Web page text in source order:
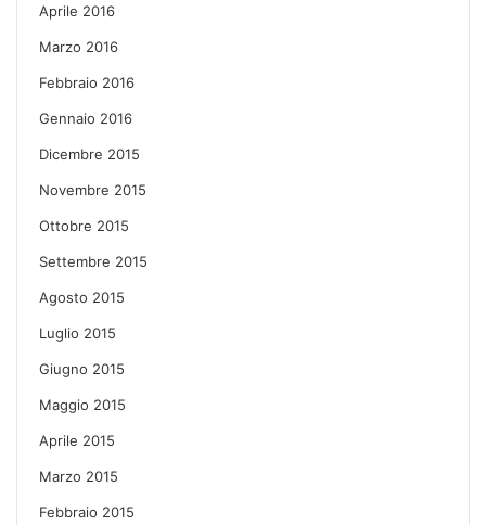
Aprile 2016
Marzo 2016
Febbraio 2016
Gennaio 2016
Dicembre 2015
Novembre 2015
Ottobre 2015
Settembre 2015
Agosto 2015
Luglio 2015
Giugno 2015
Maggio 2015
Aprile 2015
Marzo 2015
Febbraio 2015